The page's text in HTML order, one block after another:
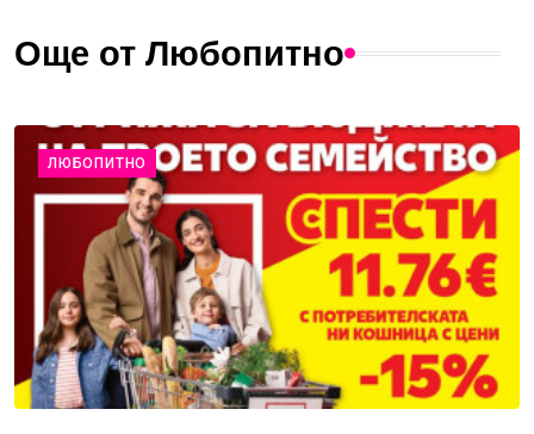
Още от Любопитно
ЛЮБОПИТНО